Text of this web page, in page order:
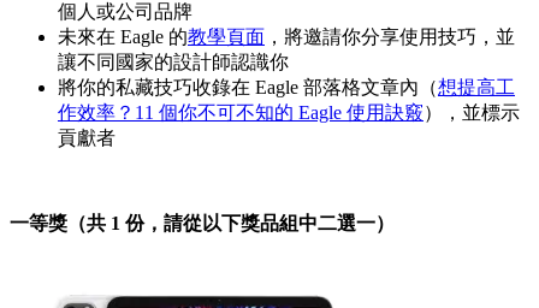
個人或公司品牌
未來在 Eagle 的教學頁面 ，將邀請你分享使用技巧，並
讓不同國家的設計師認識你
將你的私藏技巧收錄在 Eagle 部落格文章內（想提高工
作效率？11 個你不可不知的 Eagle 使用訣竅），並標示
貢獻者
一等獎（共 1 份，請從以下獎品組中二選一）